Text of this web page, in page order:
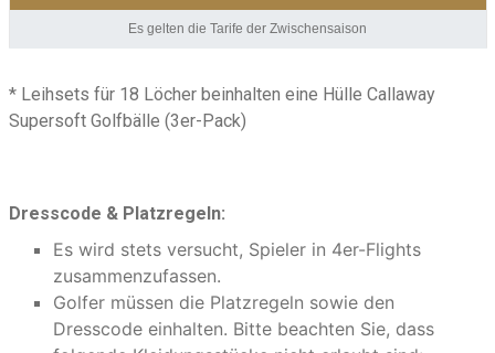
Es gelten die Tarife der Zwischensaison
* Leihsets für 18 Löcher beinhalten eine Hülle Callaway
Supersoft Golfbälle (3er-Pack)
Dresscode & Platzregeln:
Es wird stets versucht, Spieler in 4er-Flights
zusammenzufassen.
Golfer müssen die Platzregeln sowie den
Dresscode einhalten. Bitte beachten Sie, dass